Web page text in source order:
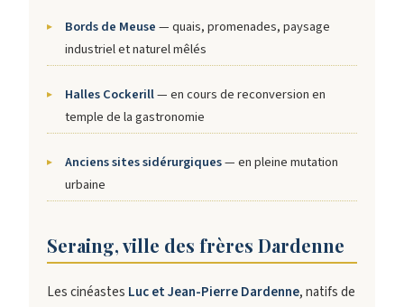
Bords de Meuse— quais, promenades, paysage
industriel et naturel mêlés
Halles Cockerill— en cours de reconversion en
temple de la gastronomie
Anciens sites sidérurgiques— en pleine mutation
urbaine
Seraing, ville des frères Dardenne
Les cinéastes Luc et Jean-Pierre Dardenne, natifs de